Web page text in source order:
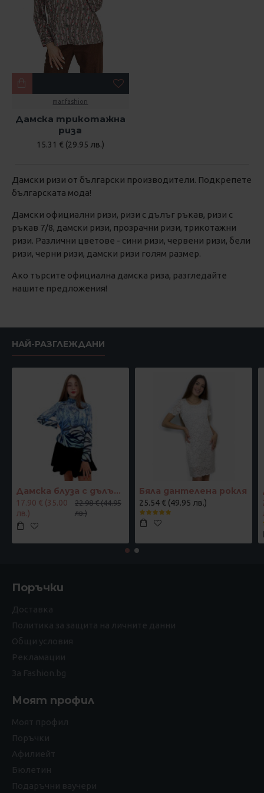
mar.fashion
Дамска трикотажна
риза
15.31 € (29.95 лв.)
Дамски ризи от български производители. Подкрепете
българската мода!
Дамски официални ризи, ризи с дълъг ръкав, ризи с
ръкав 7/8, дамски ризи, прозрачни ризи, трикотажни
ризи. Различни цветове - сини ризи, червени ризи, бели
ризи, черни ризи, дамски ризи голям размер.
Ако търсите официална дамска риза, разгледайте
нашите предложения!
НАЙ-РАЗГЛЕЖДАНИ
Дамска блуза с дълъг ръкав и ластик в кръста с интересен принт в синьо
17.90 € (35.00
лв.)
22.98 € (44.95
лв.)
Бяла дантелена рокля
25.54 € (49.95 лв.)
Поръчки
Доставка
Политика за защита на личните данни
Общи условия
Рекламации
За Fashion.bg
Моят профил
Моят профил
Поръчки
Афилиейт
Бюлетин
Подаръчни ваучери